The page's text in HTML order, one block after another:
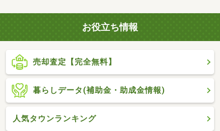
お役立ち情報
売却査定【完全無料】
暮らしデータ(補助金・助成金情報)
人気タウンランキング